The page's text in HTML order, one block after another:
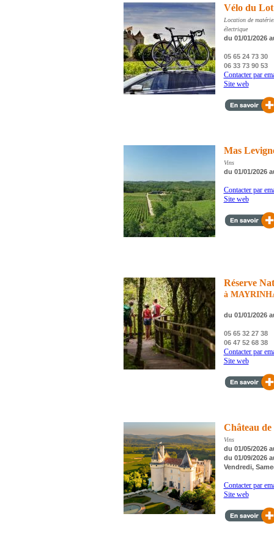
Vélo du Lot
Location de
électrique
du 01/01/2026
05 65 24 73 30
06 33 73 90 53
Contacter par
Site web
Mas
Vins
du 01/01/2026
Contacter par
Site web
Réserve
à
du 01/01/2026
05 65 32 27 38
06 47 52 68 38
Contacter par
Site web
Château de
Vins
du 01/05/2026
du 01/09/2026
Vendredi,
Contacter par
Site web